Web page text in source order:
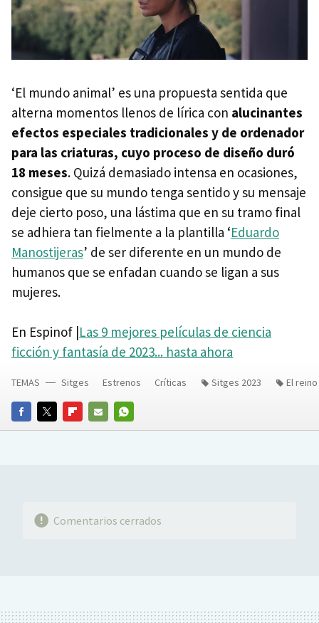
‘El mundo animal’ es una propuesta sentida que
alterna momentos llenos de lírica con alucinantes
efectos especiales tradicionales y de ordenador
para las criaturas, cuyo proceso de diseño duró
18 meses. Quizá demasiado intensa en ocasiones,
consigue que su mundo tenga sentido y su mensaje
deje cierto poso, una lástima que en su tramo final
se adhiera tan fielmente a la plantilla ‘Eduardo
Manostijeras’ de ser diferente en un mundo de
humanos que se enfadan cuando se ligan a sus
mujeres.
En Espinof |Las 9 mejores películas de ciencia
ficción y fantasía de 2023... hasta ahora
FACEBOOKTWITTERFLIPBOARD
E-
WHATSAPP
TEMAS Sitges Estrenos Críticas Sitges 2023 El
Comentarios cerrados